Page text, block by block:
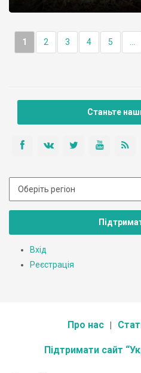
1 2 3 4 5
Станьте
Вхід
Реєстрація
Про нас
Підтримати сайт